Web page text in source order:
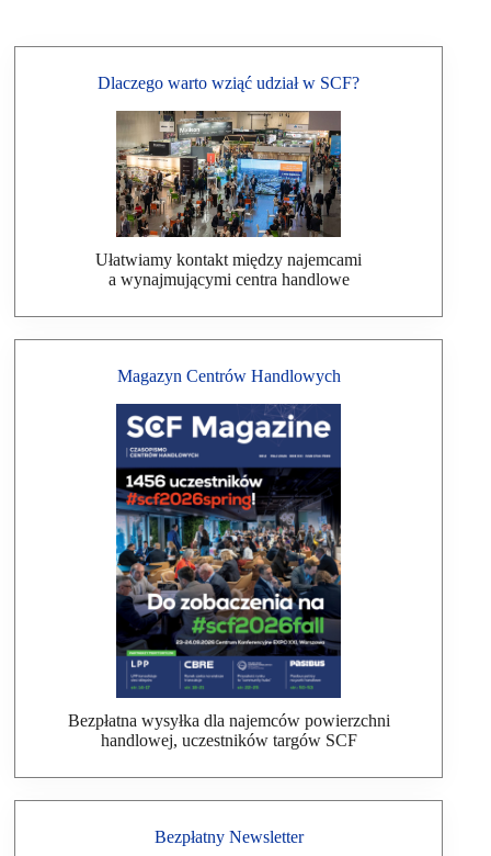
Dlaczego warto wziąć udział w SCF?
Ułatwiamy kontakt między najemcami
a wynajmującymi centra handlowe
Magazyn Centrów Handlowych
Bezpłatna wysyłka dla najemców powierzchni
handlowej, uczestników targów SCF
Bezpłatny Newsletter